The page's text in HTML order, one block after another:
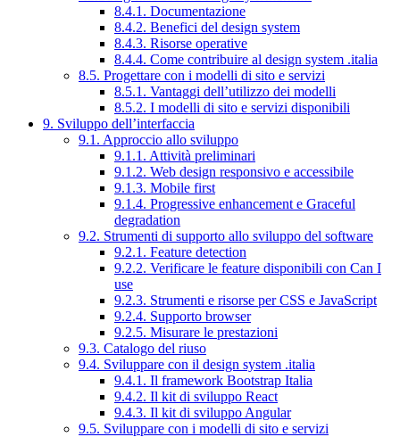
8.4.1. Documentazione
8.4.2. Benefici del design system
8.4.3. Risorse operative
8.4.4. Come contribuire al design system .italia
8.5. Progettare con i modelli di sito e servizi
8.5.1. Vantaggi dell’utilizzo dei modelli
8.5.2. I modelli di sito e servizi disponibili
9. Sviluppo dell’interfaccia
9.1. Approccio allo sviluppo
9.1.1. Attività preliminari
9.1.2. Web design responsivo e accessibile
9.1.3. Mobile first
9.1.4. Progressive enhancement e Graceful
degradation
9.2. Strumenti di supporto allo sviluppo del software
9.2.1. Feature detection
9.2.2. Verificare le feature disponibili con Can I
use
9.2.3. Strumenti e risorse per CSS e JavaScript
9.2.4. Supporto browser
9.2.5. Misurare le prestazioni
9.3. Catalogo del riuso
9.4. Sviluppare con il design system .italia
9.4.1. Il framework Bootstrap Italia
9.4.2. Il kit di sviluppo React
9.4.3. Il kit di sviluppo Angular
9.5. Sviluppare con i modelli di sito e servizi